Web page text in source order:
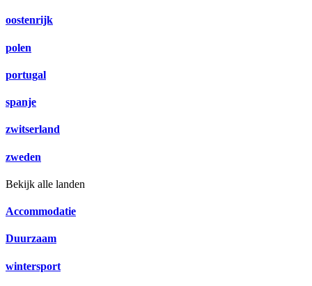
oostenrijk
polen
portugal
spanje
zwitserland
zweden
Bekijk alle landen
Accommodatie
Duurzaam
wintersport